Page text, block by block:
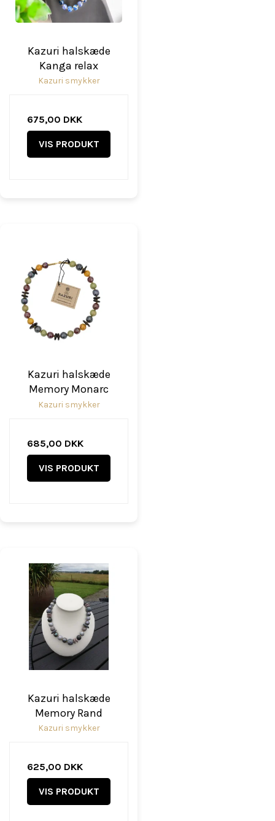
Kazuri halskæde
Kanga relax
Kazuri smykker
675,00 DKK
VIS PRODUKT
Kazuri halskæde
Memory Monarc
Kazuri smykker
685,00 DKK
VIS PRODUKT
Kazuri halskæde
Memory Rand
Kazuri smykker
625,00 DKK
VIS PRODUKT